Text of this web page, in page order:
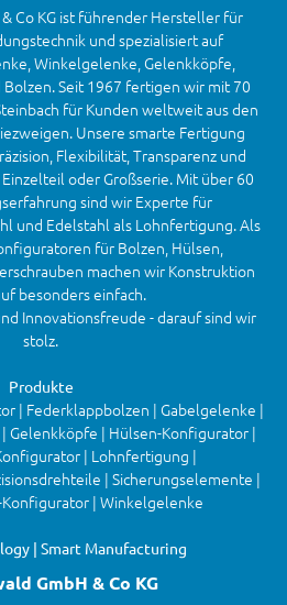
Co KG ist führender Hersteller für
und spezialisiert auf
Winkelgelenke, Gelenkköpfe,
Seit 1967 fertigen wir mit 70
für Kunden weltweit aus den
Unsere smarte Fertigung
Flexibilität, Transparenz und
oder Großserie. Mit über 60
sind wir Experte für
und Edelstahl als Lohnfertigung. Als
für Bolzen, Hülsen,
machen wir Konstruktion
besonders einfach.
Innovationsfreude - darauf sind wir
stolz.
Produkte
| Federklappbolzen | Gabelgelenke |
Gelenkköpfe | Hülsen-Konfigurator |
| Lohnfertigung |
| Sicherungselemente |
| Winkelgelenke
| Smart Manufacturing
GmbH & Co KG